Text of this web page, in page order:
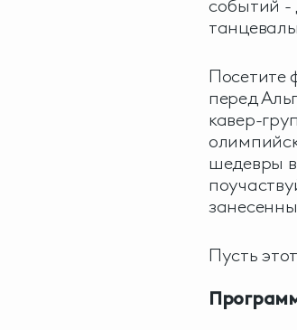
событий -
Посетите
перед
кавер-
шедевры
Пусть